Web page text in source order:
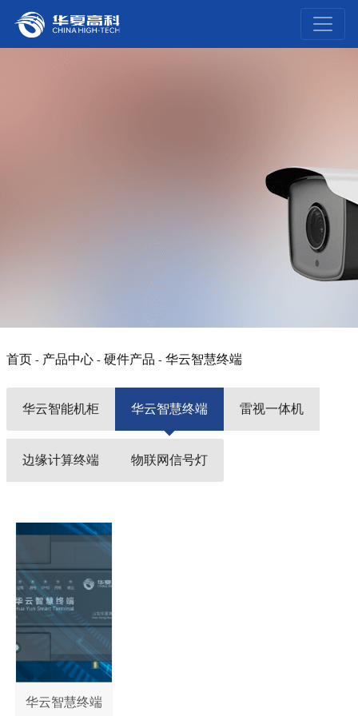
首页 - 产品中心 - 硬件产品 - 华云智慧终端
华云智能机柜 华云智慧终端 雷视一体机
边缘计算终端 物联网信号灯
华云智慧终端